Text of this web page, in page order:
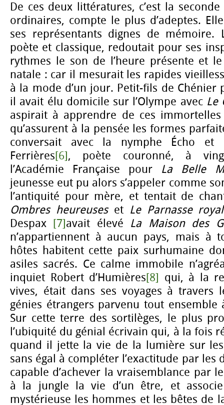
De ces deux littératures, c’est la
ordinaires, compte le plus d’adeptes.
ses représentants dignes de mémoire.
poète et classique, redoutait pour ses
rythmes le son de l’heure présente et
natale : car il mesurait les rapides
à la mode d’un jour. Petit-fils de Chénier
il avait élu domicile sur l’Olympe avec Le
aspirait à apprendre de ces
qu’assurent à la pensée les formes
conversait avec la nymphe Écho et
Ferrières[6], poète couronné, à
l’Académie Française pour La Belle
jeunesse eut pu alors s’appeler comme
l’antiquité pour mère, et tentait de
Ombres heureuses et Le Parnasse
Despax [7]avait élevé La Maison des
n’appartiennent à aucun pays, mais à
hôtes habitent cette paix surhumaine
asiles sacrés. Ce calme immobile
inquiet Robert d’Humières[8]
qui, à la
vives, était dans ses voyages à travers
génies étrangers parvenu tout ensemble
Sur cette terre des sortilèges, le plus
l’ubiquité du génial écrivain qui, à la fois
quand il jette la vie de la lumière sur
sans égal à compléter l’exactitude par les
capable d’achever la vraisemblance par
à la jungle la vie d’un être, et
mystérieuse les hommes et les bêtes de